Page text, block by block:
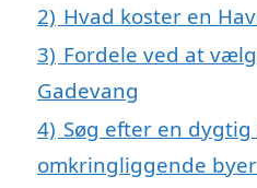
2) Hvad koster en
3) Fordele ved at
Gadevang
4) Søg efter en
omkringliggende